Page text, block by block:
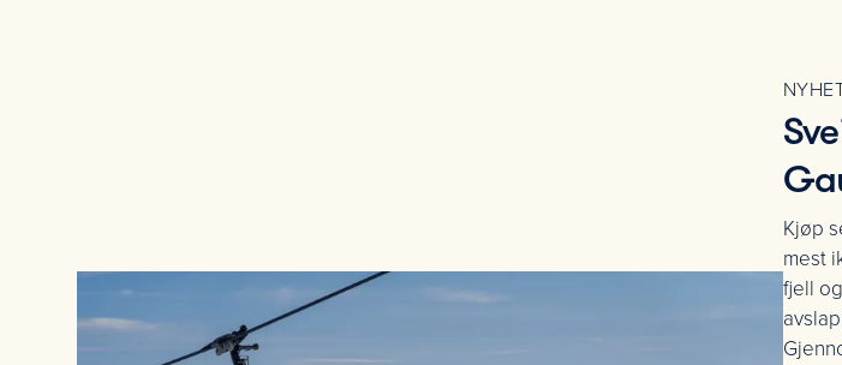
Kjøp
mest
fjell